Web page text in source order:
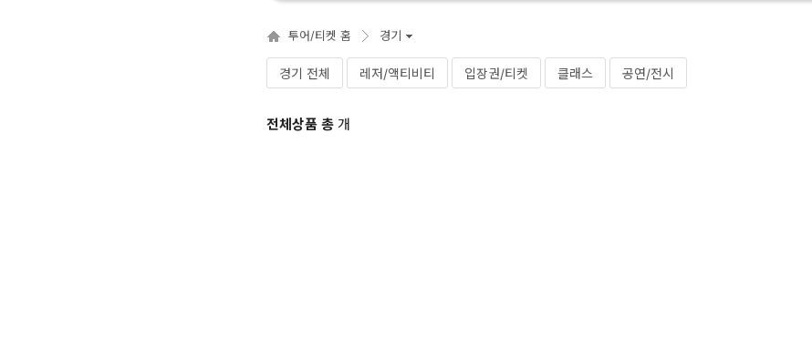
투어/티켓 홈 경기
경기 전체 레저/액티비티 입장권/티켓 클래스 공연/전시
전체상품 총 개